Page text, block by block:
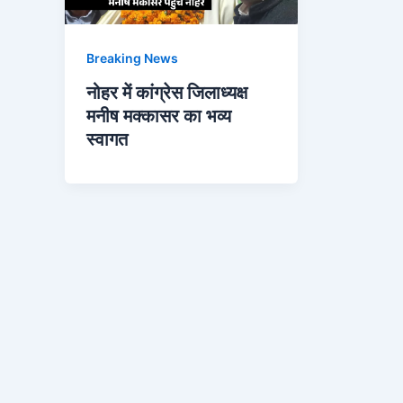
Breaking News
नोहर में कांग्रेस जिलाध्यक्ष
मनीष मक्कासर का भव्य
स्वागत